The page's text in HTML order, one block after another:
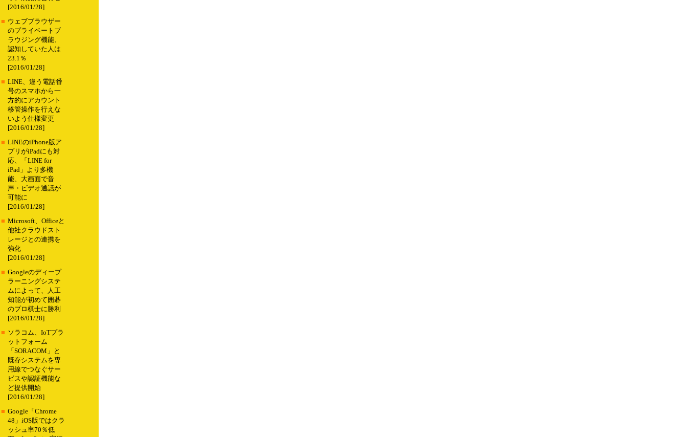
[2016/01/28]
■ ウェブブラウザー
のプライベートブ
ラウジング機能、
認知していた人は
23.1％
[2016/01/28]
■ LINE、違う電話番
号のスマホから一
方的にアカウント
移管操作を行えな
いよう仕様変更
[2016/01/28]
■ LINEのiPhone版ア
プリがiPadにも対
応、「LINE for
iPad」より多機
能、大画面で音
声・ビデオ通話が
可能に
[2016/01/28]
■ Microsoft、Officeと
他社クラウドスト
レージとの連携を
強化
[2016/01/28]
■ Googleのディープ
ラーニングシステ
ムによって、人工
知能が初めて囲碁
のプロ棋士に勝利
[2016/01/28]
■ ソラコム、IoTプラ
ットフォーム
「SORACOM」と
既存システムを専
用線でつなぐサー
ビスや認証機能な
ど提供開始
[2016/01/28]
■ Google「Chrome
48」iOS版ではクラ
ッシュ率70％低